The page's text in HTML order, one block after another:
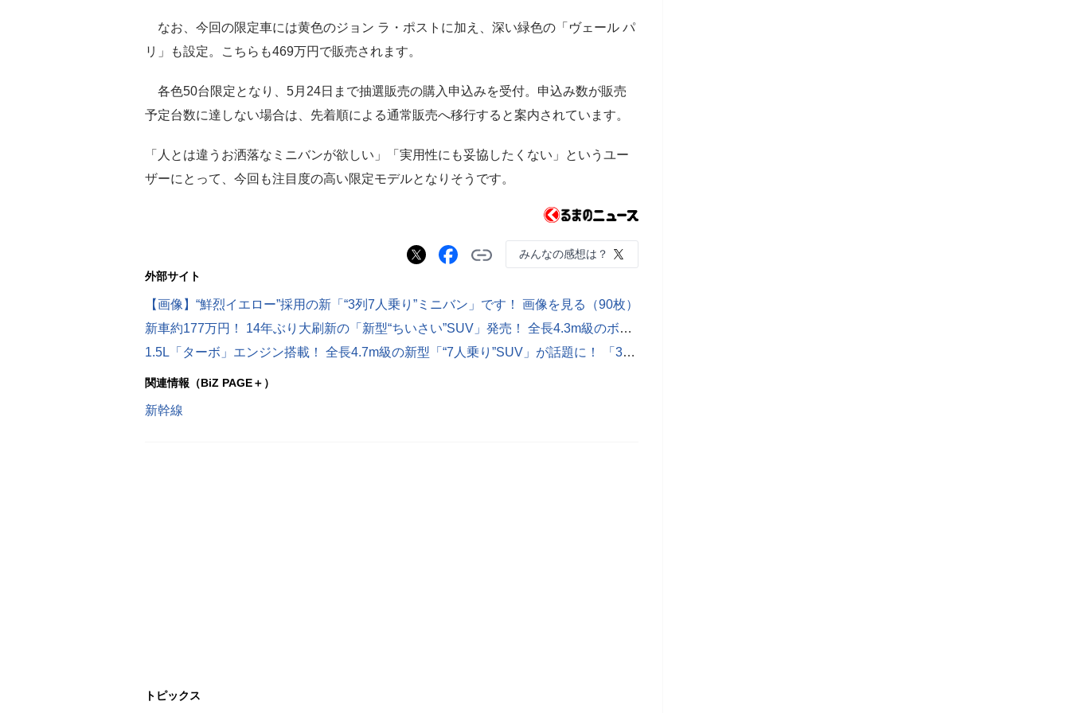
なお、今回の限定車には黄色のジョン ラ・ポストに加え、深い緑色の「ヴェール パ
リ」も設定。こちらも469万円で販売されます。
各色50台限定となり、5月24日まで抽選販売の購入申込みを受付。申込み数が販売
予定台数に達しない場合は、先着順による通常販売へ移行すると案内されています。
「人とは違うお洒落なミニバンが欲しい」「実用性にも妥協したくない」というユー
ザーにとって、今回も注目度の高い限定モデルとなりそうです。
みんなの感想は？
外部サイト
【画像】“鮮烈イエロー”採用の新「“3列7人乗り”ミニバン」です！ 画像を見る（90枚）
新車約177万円！ 14年ぶり大刷新の「新型“ちいさい”SUV」発売！ 全長4.3m級のボディ＆“ジムニー”級「地上高」採用！ パワフルな1.3リッター「ターボ」搭載のルノー「ダスター」印国モデルとは
1.5L「ターボ」エンジン搭載！ 全長4.7m級の新型「“7人乗り”SUV」が話題に！ 「3列目も広そう」「ガソリンモデル追加は嬉しい」の声も！ 6年ぶり全面刷新のメルセデス・ベンツ「GLB」独国モデルに注目！
関連情報（BiZ PAGE＋）
新幹線
トピックス